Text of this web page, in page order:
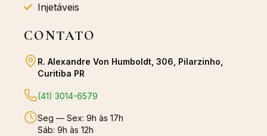
Injetáveis
CONTATO
R. Alexandre Von Humboldt, 306, Pilarzinho,
Curitiba PR
(41) 3014-6579
Seg — Sex: 9h às 17h
Sáb: 9h às 12h